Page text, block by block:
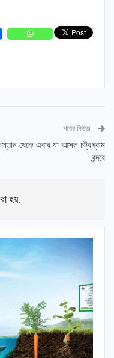
পরের নিউজ
থেকে এবার যা আসল চট্রগ্রাম
বন্দরে
হয়.